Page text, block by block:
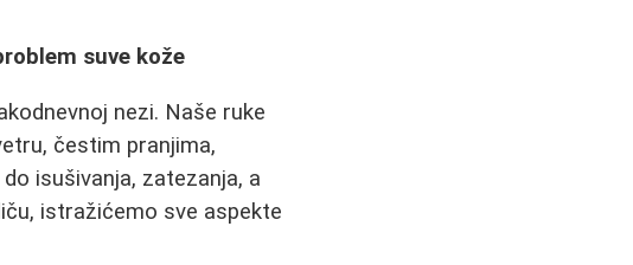
suve kože
nezi. Naše ruke
čestim pranjima,
isušivanja, zatezanja, a
istražićemo sve aspekte